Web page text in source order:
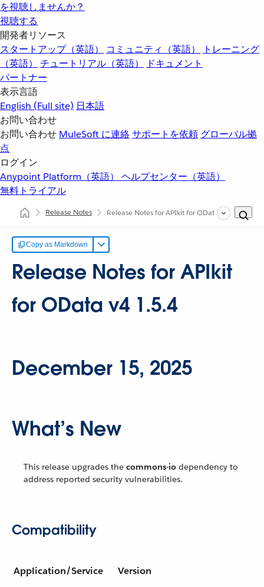
を視聴しませんか？
視聴する
開発者リソース
スタートアップ（英語）
コミュニティ（英語）
トレーニング
（英語）
チュートリアル（英語）
ドキュメント
パートナー
表示言語
English (Full site) 日本語
お問い合わせ
お問い合わせ MuleSoft に連絡サポートを依頼 グローバル拠
点
ログイン
Anypoint Platform（英語） ヘルプセンター（英語）
無料トライアル
Release Notes Release Notes for APIkit for OData v4 1.5.4
Copy as Markdown
Release Notes for APIkit
for OData v4 1.5.4
December 15, 2025
What’s New
This release upgrades the commons-io dependency to
address reported security vulnerabilities.
Compatibility
Application/Service Version